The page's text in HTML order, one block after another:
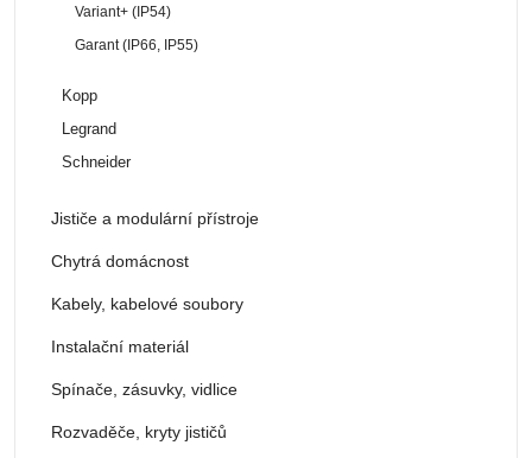
Variant+ (IP54)
Garant (IP66, IP55)
Kopp
Legrand
Schneider
Jističe a modulární přístroje
Chytrá domácnost
Kabely, kabelové soubory
Instalační materiál
Spínače, zásuvky, vidlice
Rozvaděče, kryty jističů